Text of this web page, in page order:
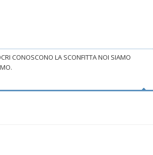
CONOSCONO LA SCONFITTA NOI SIAMO